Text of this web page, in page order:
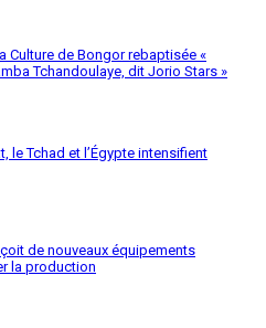
Culture de Bongor rebaptisée «
Tchandoulaye, dit Jorio Stars »
le Tchad et l’Égypte intensifient
de nouveaux équipements
la production